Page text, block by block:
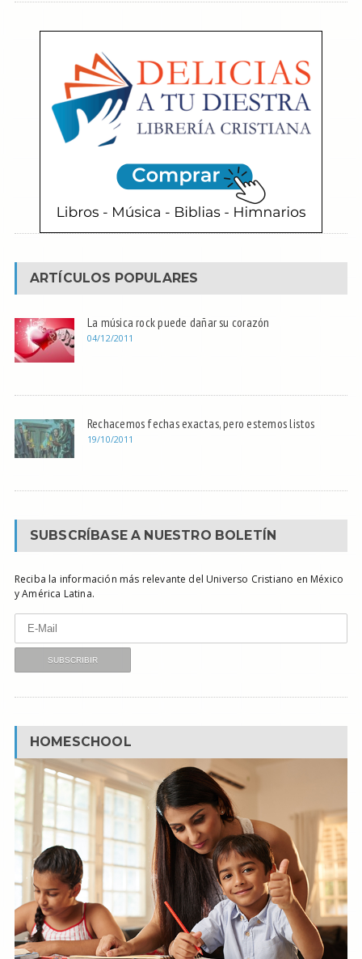
ARTÍCULOS POPULARES
La música rock puede dañar su corazón
04/12/2011
Rechacemos fechas exactas, pero estemos listos
19/10/2011
SUBSCRÍBASE A NUESTRO BOLETÍN
Reciba la información más relevante del Universo Cristiano en México
y América Latina.
HOMESCHOOL